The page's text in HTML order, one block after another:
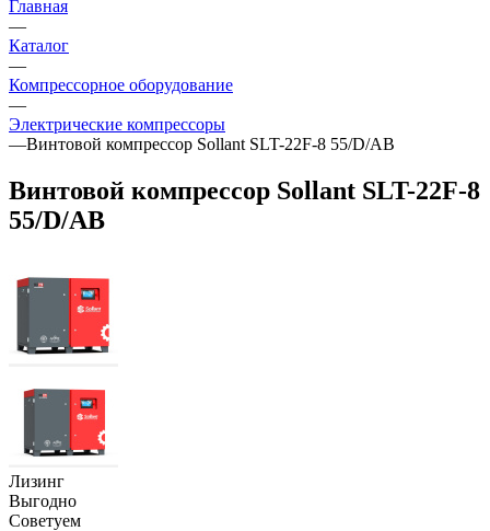
Главная
—
Каталог
—
Компрессорное оборудование
—
Электрические компрессоры
—Винтовой компрессор Sollant SLT-22F-8 55/D/AB
Винтовой компрессор Sollant SLT-22F-8
55/D/AB
Лизинг
Выгодно
Советуем